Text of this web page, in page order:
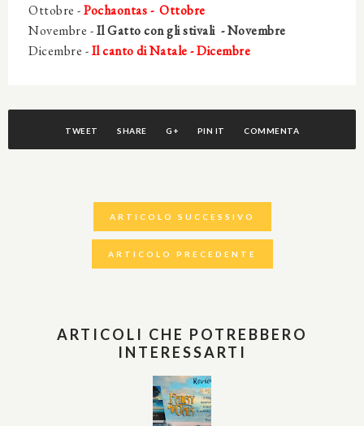
Ottobre -Pochaontas- Ottobre
Novembre -Il Gatto con gli stivali - Novembre
Dicembre -Il canto di Natale- Dicembre
TWEET SHARE G+ PIN IT COMMENTA
ARTICOLO SUCCESSIVO
ARTICOLO PRECEDENTE
ARTICOLI CHE POTREBBERO
INTERESSARTI